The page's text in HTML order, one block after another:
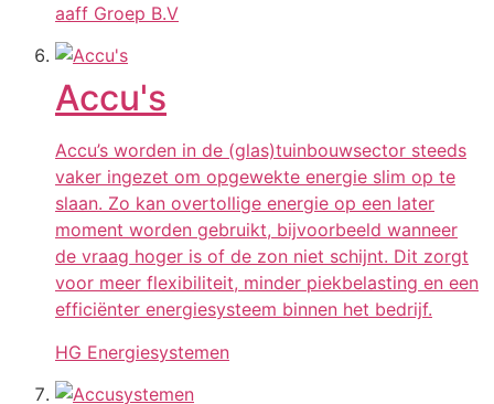
aaff Groep B.V
Accu's
Accu’s worden in de (glas)tuinbouwsector steeds
vaker ingezet om opgewekte energie slim op te
slaan. Zo kan overtollige energie op een later
moment worden gebruikt, bijvoorbeeld wanneer
de vraag hoger is of de zon niet schijnt. Dit zorgt
voor meer flexibiliteit, minder piekbelasting en een
efficiënter energiesysteem binnen het bedrijf.
HG Energiesystemen